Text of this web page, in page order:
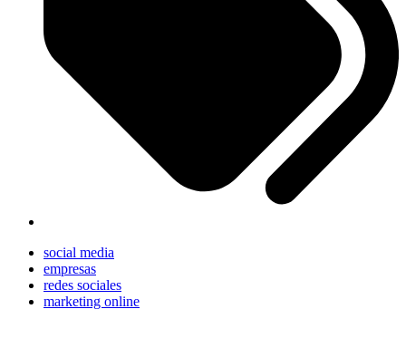
social media
empresas
redes sociales
marketing online